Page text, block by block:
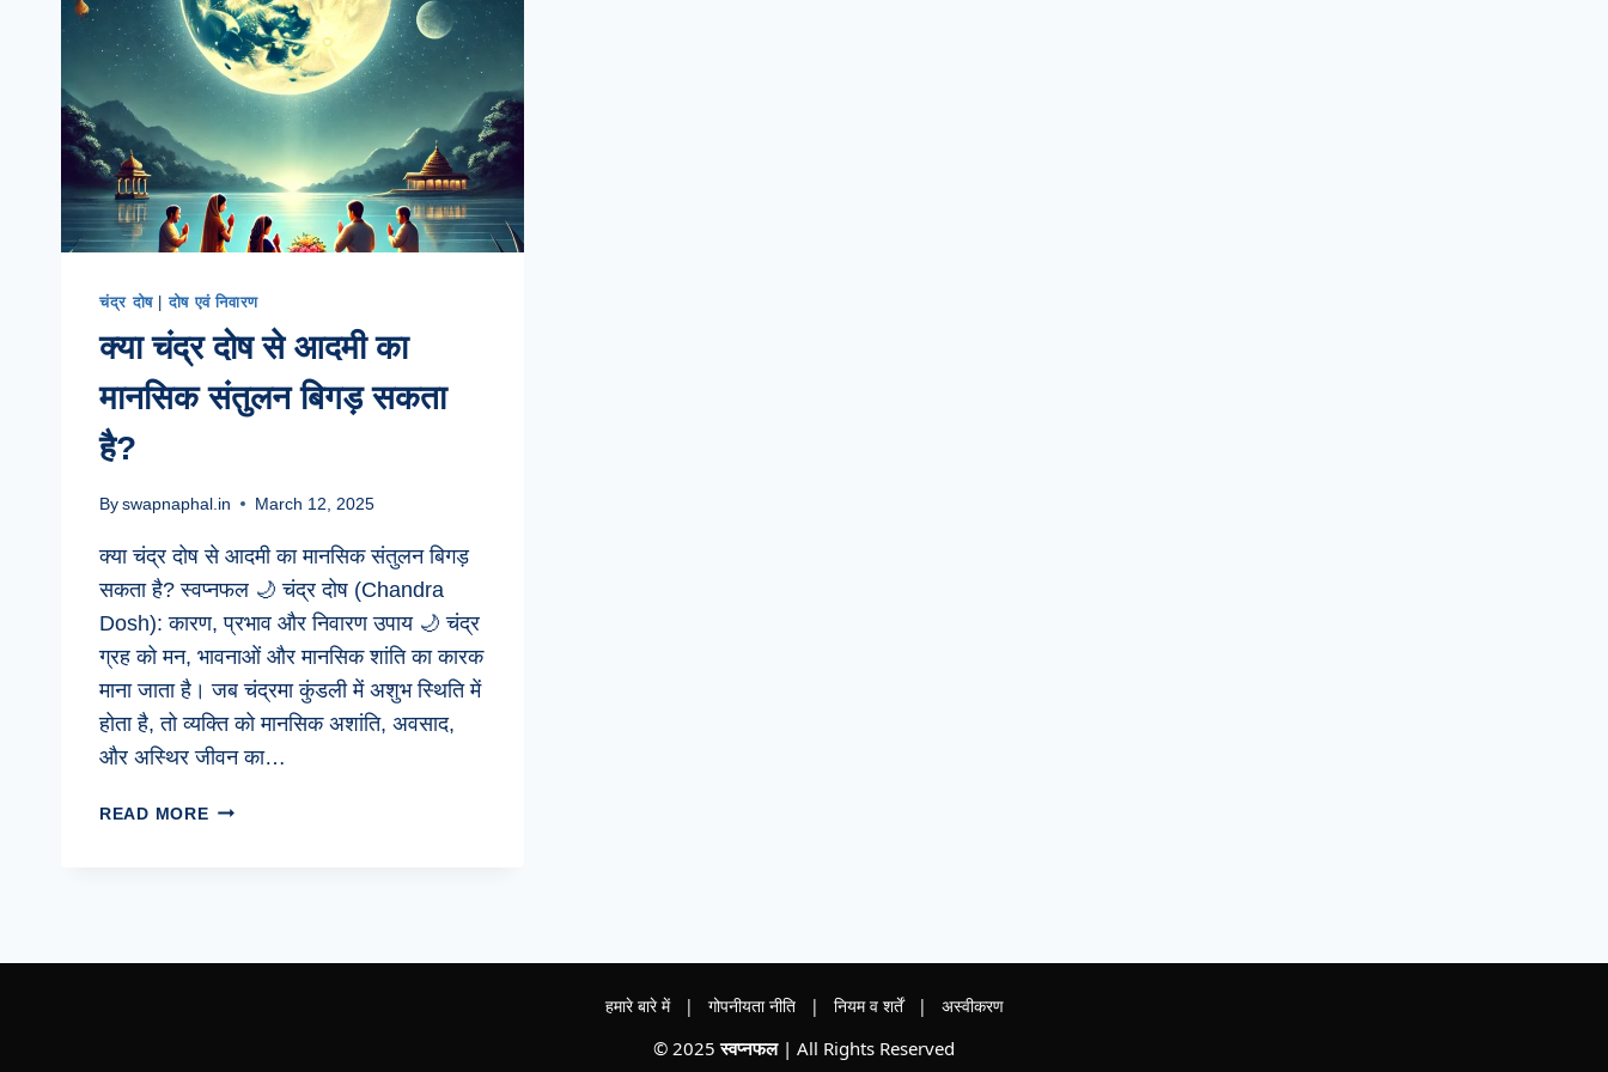
चंद्र दोष|दोष एवं निवारण
क्या चंद्र दोष से आदमी का
मानसिक संतुलन बिगड़ सकता
है?
Byswapnaphal.in March 12, 2025
क्या चंद्र दोष से आदमी का मानसिक संतुलन बिगड़
सकता है? स्वप्नफल 🌙 चंद्र दोष (Chandra
Dosh): कारण, प्रभाव और निवारण उपाय 🌙 चंद्र
ग्रह को मन, भावनाओं और मानसिक शांति का कारक
माना जाता है। जब चंद्रमा कुंडली में अशुभ स्थिति में
होता है, तो व्यक्ति को मानसिक अशांति, अवसाद,
और अस्थिर जीवन का…
READ MORE क्या
हमारे बारे में | गोपनीयता नीति | नियम व शर्तें | अस्वीकरण
© 2025स्वप्नफल| All Rights Reserved